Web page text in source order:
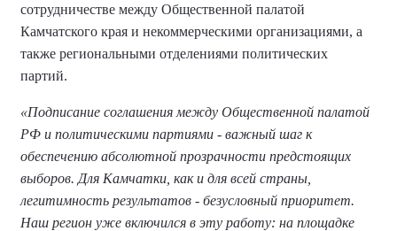
сотрудничестве между Общественной палатой
Камчатского края и некоммерческими организациями, а
также региональными отделениями политических
партий.
«Подписание соглашения между Общественной палатой
РФ и политическими партиями - важный шаг к
обеспечению абсолютной прозрачности предстоящих
выборов. Для Камчатки, как и для всей страны,
легитимность результатов - безусловный приоритет.
Наш регион уже включился в эту работу: на площадке